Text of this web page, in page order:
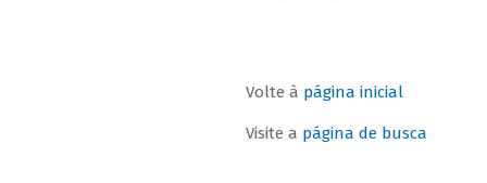
Volte à página inicial
Visite a página de busca